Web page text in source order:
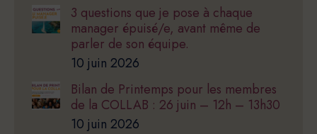
3 questions que je pose à chaque
manager épuisé/e, avant même de
parler de son équipe.
10 juin 2026
Bilan de Printemps pour les membres
de la COLLAB : 26 juin – 12h – 13h30
10 juin 2026